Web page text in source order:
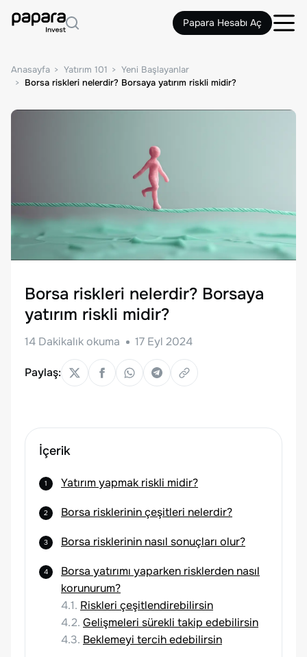
Papara Hesabı Aç
Anasayfa Yatırım 101
Yeni Başlayanlar
Borsa riskleri nelerdir? Borsaya yatırım riskli midir?
Borsa riskleri nelerdir? Borsaya
yatırım riskli midir?
14 Dakikalık okuma 17 Eyl 2024
Paylaş:
İçerik
Yatırım yapmak riskli midir?
Borsa risklerinin çeşitleri nelerdir?
Borsa risklerinin nasıl sonuçları olur?
Borsa yatırımı yaparken risklerden nasıl
korunurum?
4.1. Riskleri çeşitlendirebilirsin
4.2. Gelişmeleri sürekli takip edebilirsin
4.3. Beklemeyi tercih edebilirsin